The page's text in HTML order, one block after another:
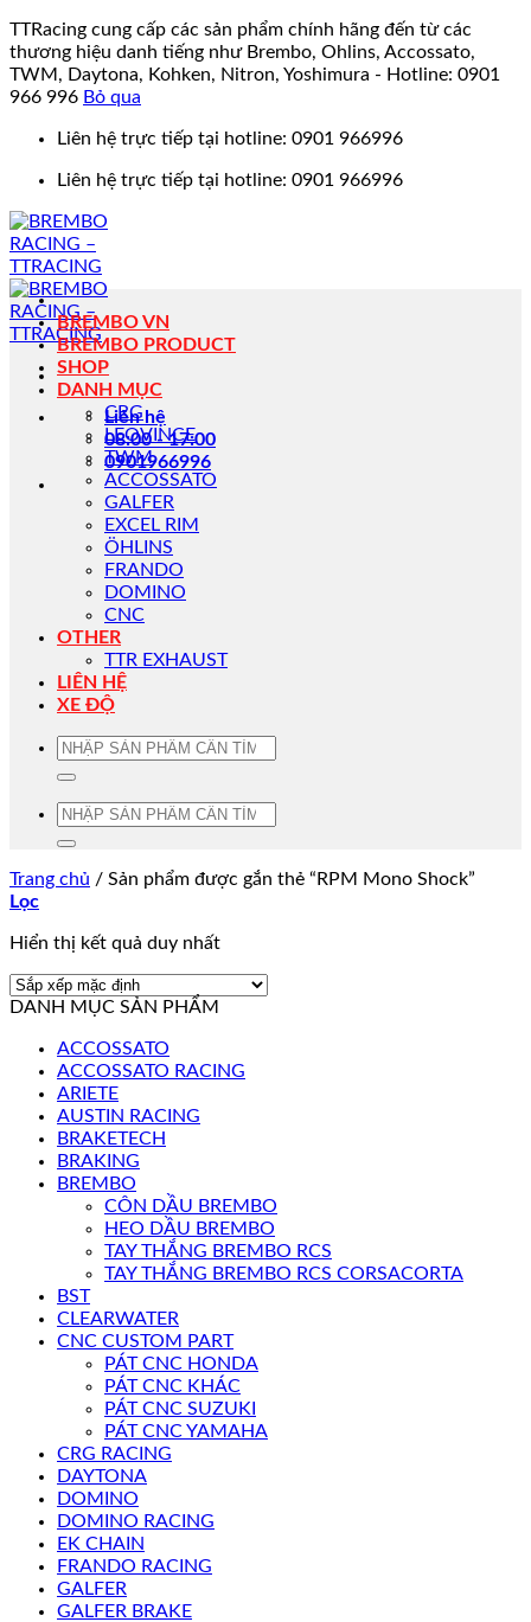
TTRacing cung cấp các sản phẩm chính hãng đến từ các
thương hiệu danh tiếng như Brembo, Ohlins, Accossato,
TWM, Daytona, Kohken, Nitron, Yoshimura - Hotline: 0901
966 996 Bỏ qua
Liên hệ trực tiếp tại hotline: 0901 966996
Liên hệ trực tiếp tại hotline: 0901 966996
Liên hệ
08:00 - 17:00
0901966996
BREMBO VN
BREMBO PRODUCT
SHOP
DANH MỤC
CRG
LEOVINCE
TWM
ACCOSSATO
GALFER
EXCEL RIM
ÖHLINS
FRANDO
DOMINO
CNC
OTHER
TTR EXHAUST
LIÊN HỆ
XE ĐỘ
Tìm
Tìm
Trang chủ / Sản phẩm được gắn thẻ “RPM Mono Shock”
Lọc
Hiển thị kết quả duy nhất
DANH MỤC SẢN PHẨM
ACCOSSATO
ACCOSSATO RACING
ARIETE
AUSTIN RACING
BRAKETECH
BRAKING
BREMBO
CÔN DẦU BREMBO
HEO DẦU BREMBO
TAY THẮNG BREMBO RCS
TAY THẮNG BREMBO RCS CORSACORTA
BST
CLEARWATER
CNC CUSTOM PART
PÁT CNC HONDA
PÁT CNC KHÁC
PÁT CNC SUZUKI
PÁT CNC YAMAHA
CRG RACING
DAYTONA
DOMINO
DOMINO RACING
EK CHAIN
FRANDO RACING
GALFER
GALFER BRAKE